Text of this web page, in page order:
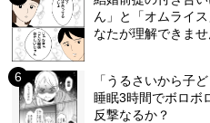
ん」と「オムライ
なたが理解できませ
「うるさいから子
睡眠3時間でボロ
反撃なるか？